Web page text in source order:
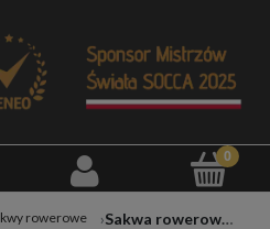
rowerowe Sakwa rowerowa, torba na bagażnik Vayox VA0166 8L, czarna